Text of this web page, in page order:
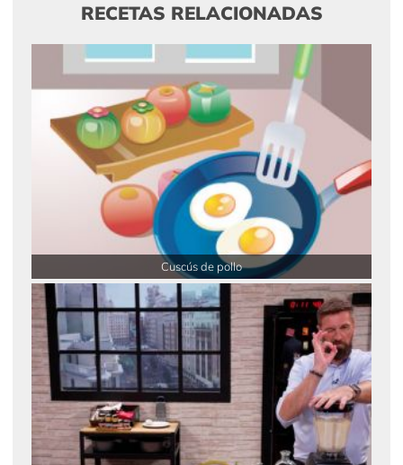
RECETAS RELACIONADAS
Cuscús de pollo